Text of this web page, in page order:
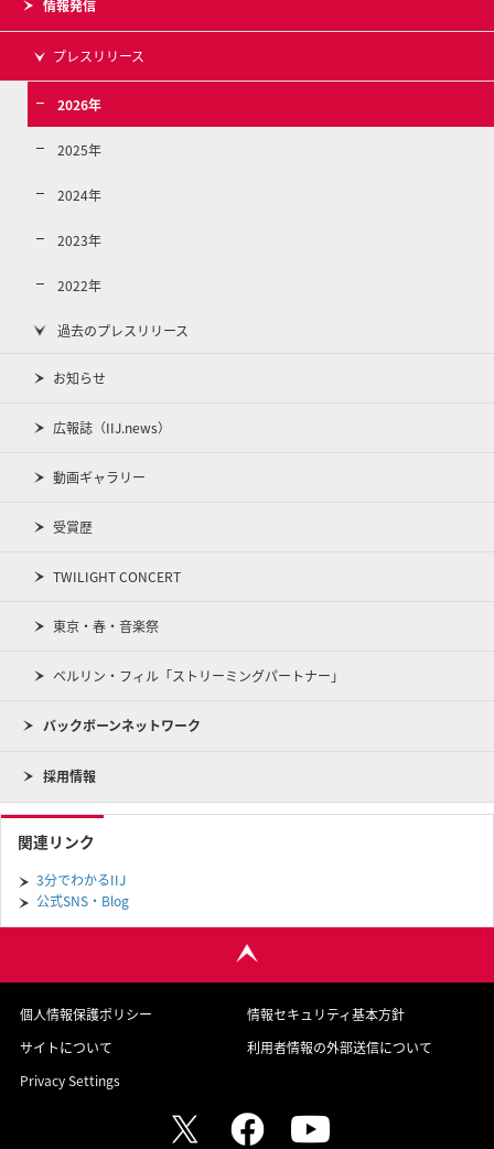
情報発信
プレスリリース
2026年
2025年
2024年
2023年
2022年
過去のプレスリリース
お知らせ
広報誌（IIJ.news）
動画ギャラリー
受賞歴
TWILIGHT CONCERT
東京・春・音楽祭
ベルリン・フィル「ストリーミングパートナー」
バックボーンネットワーク
採用情報
関連リンク
3分でわかるIIJ
公式SNS・Blog
個人情報保護ポリシー
情報セキュリティ基本方針
サイトについて
利用者情報の外部送信について
Privacy Settings